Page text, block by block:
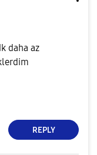
daha az
REPLY